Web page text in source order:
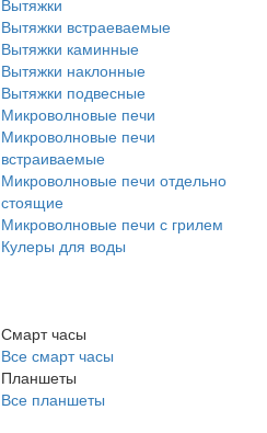
Вытяжки
Вытяжки встраеваемые
Вытяжки каминные
Вытяжки наклонные
Вытяжки подвесные
Микроволновые печи
Микроволновые печи
встраиваемые
Микроволновые печи отдельно
стоящие
Микроволновые печи с грилем
Кулеры для воды
Смарт часы
Все смарт часы
Планшеты
Все планшеты